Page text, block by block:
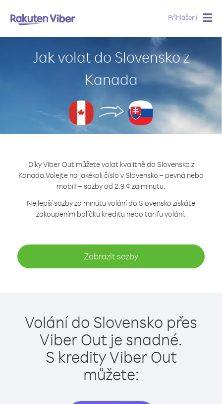
Přihlášení
Jak volat do Slovensko z
Kanada
Díky Viber Out můžete volat kvalitně do Slovensko z
Kanada.Volejte na jakékoli číslo v Slovensko – pevná nebo
mobil! – sazby od 2.9 ¢ za minutu.
Nejlepší sazby za minutu volání do Slovensko získáte
zakoupením balíčku kreditu nebo tarifu volání.
Zobrazit sazby
Volání do Slovensko přes
Viber Out je snadné.
S kredity Viber Out
můžete: